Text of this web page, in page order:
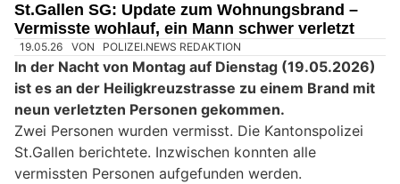
St.Gallen SG: Update zum Wohnungsbrand –
Vermisste wohlauf, ein Mann schwer verletzt
19.05.26 VON POLIZEI.NEWS REDAKTION
In der Nacht von Montag auf Dienstag (19.05.2026)
ist es an der Heiligkreuzstrasse zu einem Brand mit
neun verletzten Personen gekommen.
Zwei Personen wurden vermisst. Die Kantonspolizei
St.Gallen berichtete. Inzwischen konnten alle
vermissten Personen aufgefunden werden.